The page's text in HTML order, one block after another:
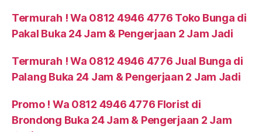
Termurah ! Wa 0812 4946 4776 Toko Bunga di
Pakal Buka 24 Jam & Pengerjaan 2 Jam Jadi
Termurah ! Wa 0812 4946 4776 Jual Bunga di
Palang Buka 24 Jam & Pengerjaan 2 Jam Jadi
Promo ! Wa 0812 4946 4776 Florist di
Brondong Buka 24 Jam & Pengerjaan 2 Jam